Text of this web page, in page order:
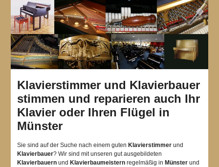
Klavierstimmer und Klavierbauer
stimmen und reparieren auch Ihr
Klavier oder Ihren Flügel in
Münster
Sie sind auf der Suche nach einem guten Klavierstimmerund
Klavierbauer? Wir sind mit unseren gut ausgebildeten
Klavierbauernund Klavierbaumeisternregelmäßig in Münsterund